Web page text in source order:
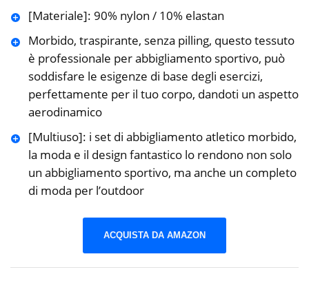
[Materiale]: 90% nylon / 10% elastan
Morbido, traspirante, senza pilling, questo tessuto
è professionale per abbigliamento sportivo, può
soddisfare le esigenze di base degli esercizi,
perfettamente per il tuo corpo, dandoti un aspetto
aerodinamico
[Multiuso]: i set di abbigliamento atletico morbido,
la moda e il design fantastico lo rendono non solo
un abbigliamento sportivo, ma anche un completo
di moda per l’outdoor
ACQUISTA DA AMAZON